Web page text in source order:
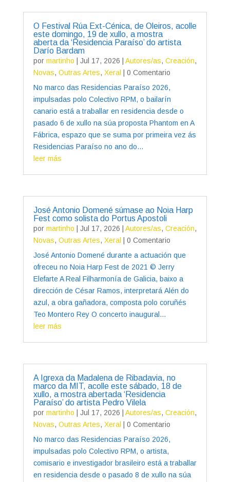
O Festival Rúa Ext-Cénica, de Oleiros, acolle
este domingo, 19 de xullo, a mostra
aberta da ‘Residencia Paraíso’ do artista
Darío Bardam
por martinho Jul 17, 2026 Autores/as, Creación,
Novas, Outras Artes, Xeral
| 0 Comentario
No marco das Residencias Paraíso 2026,
impulsadas polo Colectivo RPM, o bailarín
canario está a traballar en residencia desde o
pasado 6 de xullo na súa proposta Phantom en A
Fábrica, espazo que se suma por primeira vez ás
Residencias Paraíso no ano do...
leer más
José Antonio Domené súmase ao Noia Harp
Fest como solista do Portus Apostoli
por martinho Jul 17, 2026 Autores/as, Creación,
Novas, Outras Artes, Xeral
| 0 Comentario
José Antonio Domené durante a actuación que
ofreceu no Noia Harp Fest de 2021 © Jerry
Elefarte A Real Filharmonía de Galicia, baixo a
dirección de César Ramos, interpretará Alén do
azul, a obra gañadora, composta polo coruñés
Teo Montero Rey O concerto inaugural...
leer más
A Igrexa da Madalena de Ribadavia, no
marco da MIT, acolle este sábado, 18 de
xullo, a mostra abertada ‘Residencia
Paraíso’ do artista Pedro Vilela
por martinho Jul 17, 2026 Autores/as, Creación,
Novas, Outras Artes, Xeral
| 0 Comentario
No marco das Residencias Paraíso 2026,
impulsadas polo Colectivo RPM, o artista,
comisario e investigador brasileiro está a traballar
en residencia desde o pasado 8 de xullo na súa